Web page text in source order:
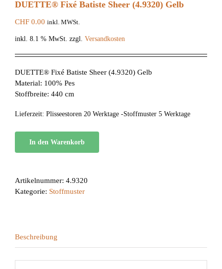
DUETTE® Fixé Batiste Sheer (4.9320) Gelb
CHF 0.00 inkl. MWSt.
inkl. 8.1 % MwSt. zzgl. Versandkosten
DUETTE® Fixé Batiste Sheer (4.9320) Gelb
Material: 100% Pes
Stoffbreite: 440 cm
Lieferzeit: Plisseestoren 20 Werktage -Stoffmuster 5 Werktage
In den Warenkorb
Artikelnummer: 4.9320
Kategorie: Stoffmuster
Beschreibung